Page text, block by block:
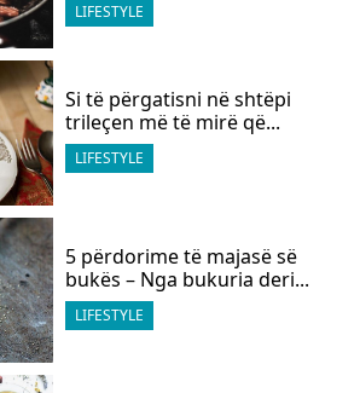
LIFESTYLE
LIFESTYLE
Si të përgatisni në shtëpi
trileçen më të mirë që...
LIFESTYLE
5 përdorime të majasë së
bukës – Nga bukuria deri...